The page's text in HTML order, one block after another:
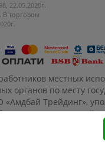
22.05.2020г.
торговом
местных
органов по месту
«Амдбай Трейдинг»,
покупателей:
отдела: